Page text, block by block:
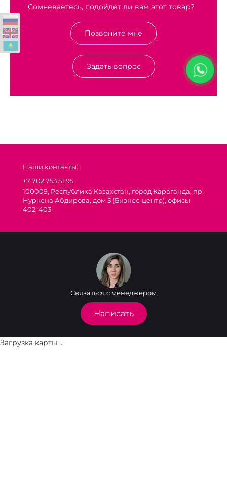
Сомневаетесь, подойдет ли вам этот товар?
Позвоните мне
Задать вопрос
Наши контакты:
+7 702 753 51 95
100009, Республика Казахстан, город Караганда, пр.
Нуркена Абдирова, дом 5 (Бизнес-центр), офисы
402, 403
Связаться с менеджером
Написать
Загрузка карты ...